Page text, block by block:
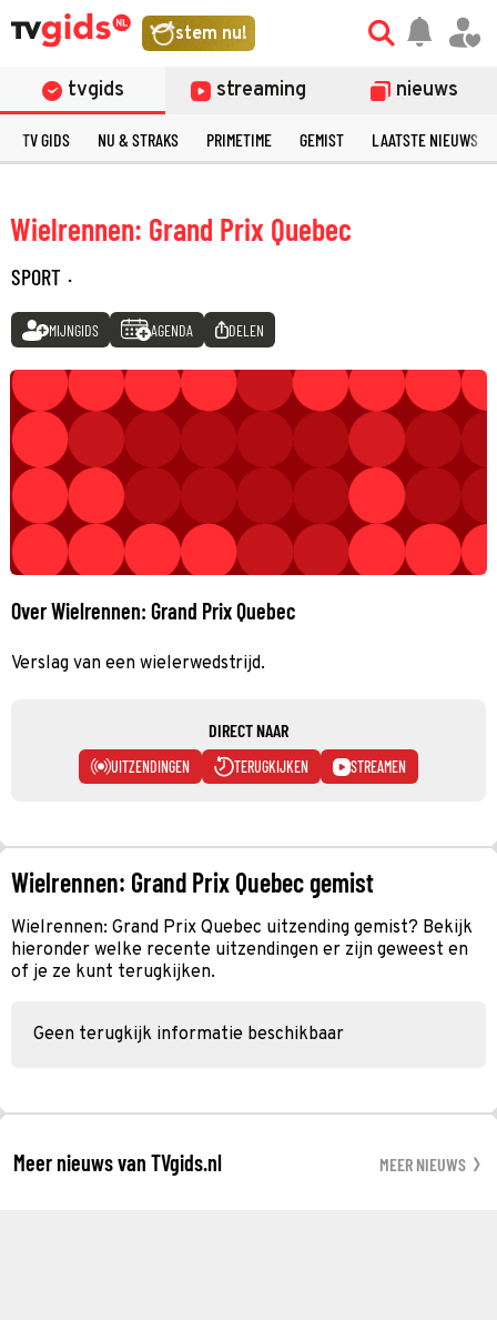
stem nu!
tvgids streaming nieuws
TV GIDS NU & STRAKS PRIMETIME GEMIST LAATSTE NIEUWS
Wielrennen: Grand Prix Quebec
SPORT ·
MIJNGIDS AGENDA DELEN
Over Wielrennen: Grand Prix Quebec
Verslag van een wielerwedstrijd.
DIRECT NAAR
UITZENDINGEN TERUGKIJKEN STREAMEN
Wielrennen: Grand Prix Quebec gemist
Wielrennen: Grand Prix Quebec uitzending gemist? Bekijk
hieronder welke recente uitzendingen er zijn geweest en
of je ze kunt terugkijken.
Geen terugkijk informatie beschikbaar
Meer nieuws van TVgids.nl MEER NIEUWS